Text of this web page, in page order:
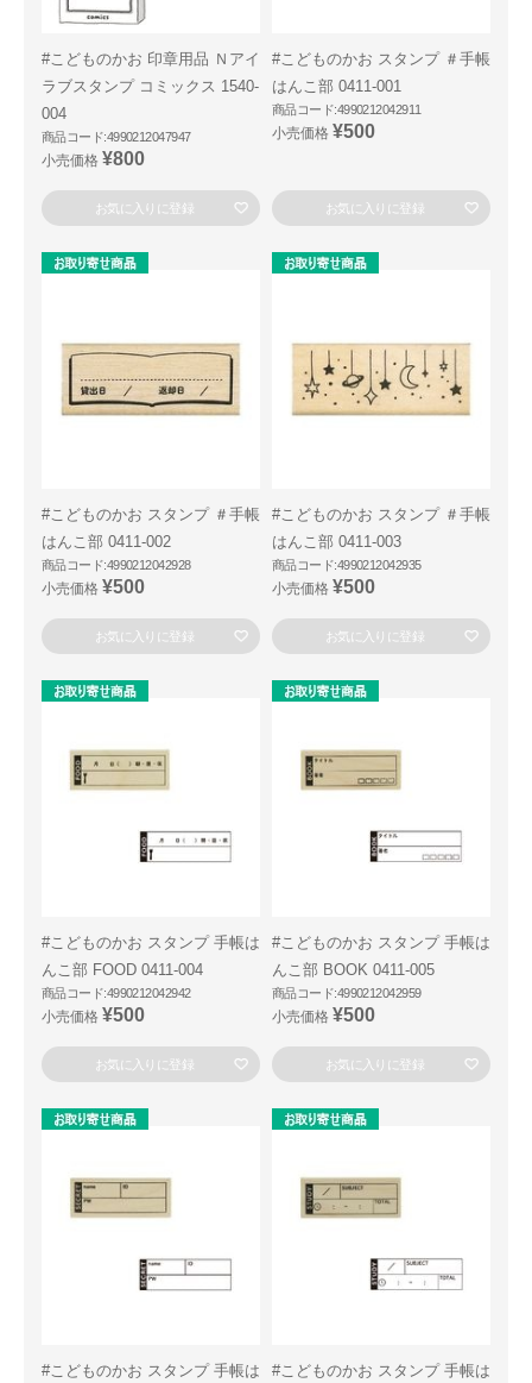
#こどものかお 印章用品 Ｎアイ
ラブスタンプ コミックス 1540-
004
商品コード:4990212047947
小売価格 ¥800
お気に入りに登録
#こどものかお スタンプ ＃手帳
はんこ部 0411-001
商品コード:4990212042911
小売価格 ¥500
お気に入りに登録
#こどものかお スタンプ ＃手帳
はんこ部 0411-002
商品コード:4990212042928
小売価格 ¥500
お気に入りに登録
#こどものかお スタンプ ＃手帳
はんこ部 0411-003
商品コード:4990212042935
小売価格 ¥500
お気に入りに登録
#こどものかお スタンプ 手帳は
んこ部 FOOD 0411-004
商品コード:4990212042942
小売価格 ¥500
お気に入りに登録
#こどものかお スタンプ 手帳は
んこ部 BOOK 0411-005
商品コード:4990212042959
小売価格 ¥500
お気に入りに登録
#こどものかお スタンプ 手帳は
#こどものかお スタンプ 手帳は